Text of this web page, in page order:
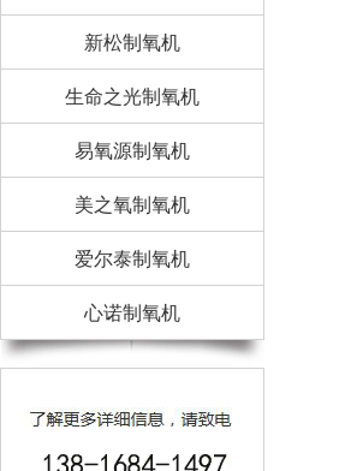
新松制氧机
生命之光制氧机
易氧源制氧机
美之氧制氧机
爱尔泰制氧机
心诺制氧机